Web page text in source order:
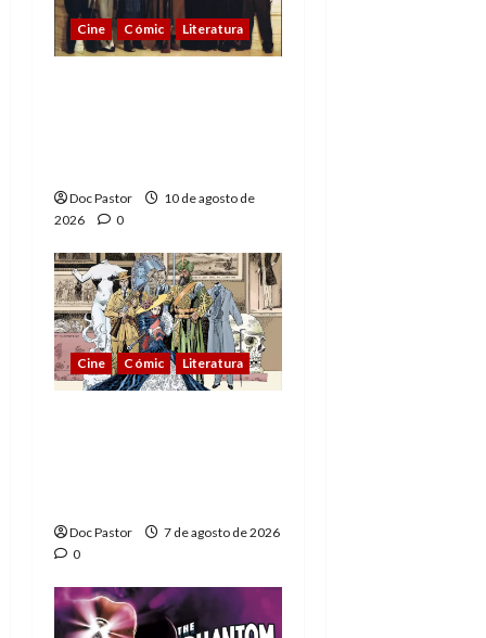
Cine Cómic Literatura
Doc Pastor
10 de agosto de
2026
0
Cine Cómic Literatura
Doc Pastor
7 de agosto de 2026
0